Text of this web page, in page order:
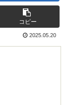
コピー
2025.05.20